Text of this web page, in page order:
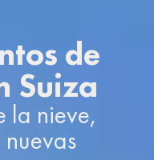
de
Suiza
la nieve,